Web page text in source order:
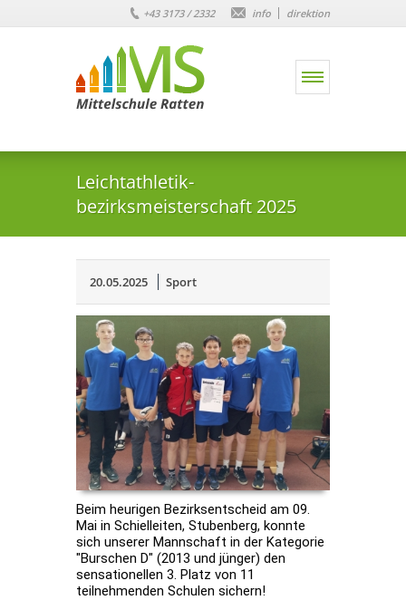
+43 3173 / 2332 info direktion
Leichtathletik-
bezirksmeisterschaft 2025
20.05.2025 Sport
Beim heurigen Bezirksentscheid am 09.
Mai in Schielleiten, Stubenberg, konnte
sich unserer Mannschaft in der Kategorie
"Burschen D" (2013 und jünger) den
sensationellen 3. Platz von 11
teilnehmenden Schulen sichern!